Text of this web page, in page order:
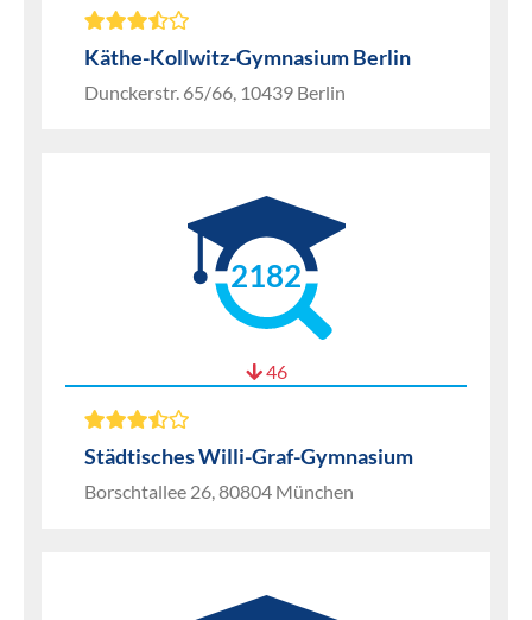
Käthe-Kollwitz-Gymnasium Berlin
Dunckerstr. 65/66, 10439 Berlin
2182
46
Städtisches Willi-Graf-Gymnasium
Borschtallee 26, 80804 München